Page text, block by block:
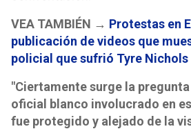
VEA TAMBIÉN → Protestas en
publicación de videos que
policial que sufrió Tyre Nichols
"Ciertamente surge la pregunta
oficial blanco involucrado en
fue protegido y alejado de la